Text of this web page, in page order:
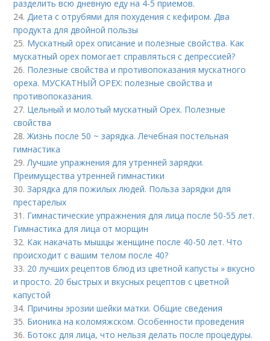
разделить всю дневную еду на 4-5 приемов.
24. Диета с отрубями для похудения с кефиром. Два
продукта для двойной пользы
25. Мускатный орех описание и полезные свойства. Как
мускатный орех помогает справляться с депрессией?
26. Полезные свойства и противопоказания мускатного
ореха. МУСКАТНЫЙ ОРЕХ: полезные свойства и
противопоказания.
27. Цельный и молотый мускатный Орех. Полезные
свойства
28.Жизнь после 50 ~ зарядка. Лечебная постельная
гимнастика
29. Лучшие упражнения для утренней зарядки.
Преимущества утренней гимнастики
30.Зарядка для пожилых людей. Польза зарядки для
престарелых
31. Гимнастические упражнения для лица после 50-55 лет.
Гимнастика для лица от морщин
32. Как накачать мышцы женщине после 40-50 лет. Что
происходит с вашим телом после 40?
33. 20 лучших рецептов блюд из цветной капусты » вкусно
и просто. 20 быстрых и вкусных рецептов с цветной
капустой
34. Причины эрозии шейки матки. Общие сведения
35. Бионика на коломяжском. Особенности проведения
36. Ботокс для лица, что нельзя делать после процедуры.